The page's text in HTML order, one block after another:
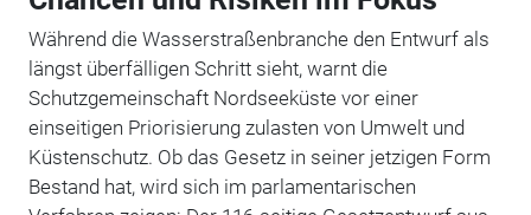
Während die Wasserstraßenbranche den Entwurf als
längst überfälligen Schritt sieht, warnt die
Schutzgemeinschaft Nordseeküste vor einer
einseitigen Priorisierung zulasten von Umwelt und
Küstenschutz. Ob das Gesetz in seiner jetzigen Form
Bestand hat, wird sich im parlamentarischen